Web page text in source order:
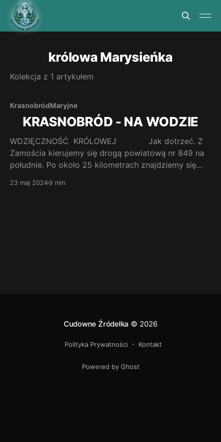
królowa Marysieńka
Kolekcja z 1 artykułem
KrasnobródMaryjne
KRASNOBRÓD - NA WODZIE
WDZIĘCZNOŚĆ KRÓLOWEJ Jak dotrzeć. Z
Zamościa kierujemy się drogą powiatową nr 849 na
południe. Po około 25 kilometrach znajdziemy się
dojedziemy po 10 kilometrach do Roztoczańskiego
23 maj 20249 min
Cudowne Źródełka © 2026
Polityka Prywatności Kontakt
Powered by Ghost